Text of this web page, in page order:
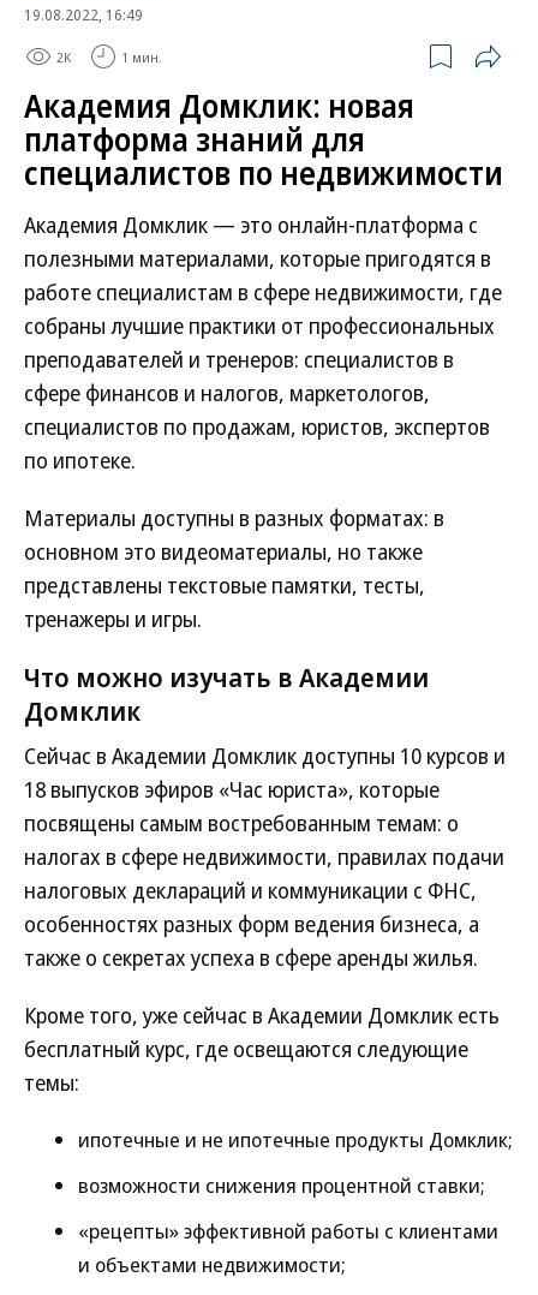
19.08.2022, 16:49
2K 1 мин.
Академия Домклик: новая
платформа знаний для
специалистов по недвижимости
Академия Домклик — это онлайн-платформа с
полезными материалами, которые пригодятся в
работе специалистам в сфере недвижимости, где
собраны лучшие практики от профессиональных
преподавателей и тренеров: специалистов в
сфере финансов и налогов, маркетологов,
специалистов по продажам, юристов, экспертов
по ипотеке.
Материалы доступны в разных форматах: в
основном это видеоматериалы, но также
представлены текстовые памятки, тесты,
тренажеры и игры.
Что можно изучать в Академии
Домклик
Сейчас в Академии Домклик доступны 10 курсов и
18 выпусков эфиров «Час юриста», которые
посвящены самым востребованным темам: о
налогах в сфере недвижимости, правилах подачи
налоговых деклараций и коммуникации с ФНС,
особенностях разных форм ведения бизнеса, а
также о секретах успеха в сфере аренды жилья.
Кроме того, уже сейчас в Академии Домклик есть
бесплатный курс, где освещаются следующие
темы:
ипотечные и не ипотечные продукты Домклик;
возможности снижения процентной ставки;
«рецепты» эффективной работы с клиентами
и объектами недвижимости;